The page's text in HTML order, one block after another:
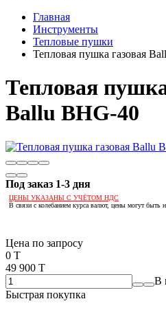
Главная
Инструменты
Тепловые пушки
Тепловая пушка газовая
Тепловая
Ballu BHG-40
Под заказ 1-3 дня
ЦЕНЫ УКАЗАНЫ С УЧЁТОМ НДС
В связи с колебанием курса валют, цены могут быть
Цена по запросу
0 T
49 900 T
В
Быстрая покупка